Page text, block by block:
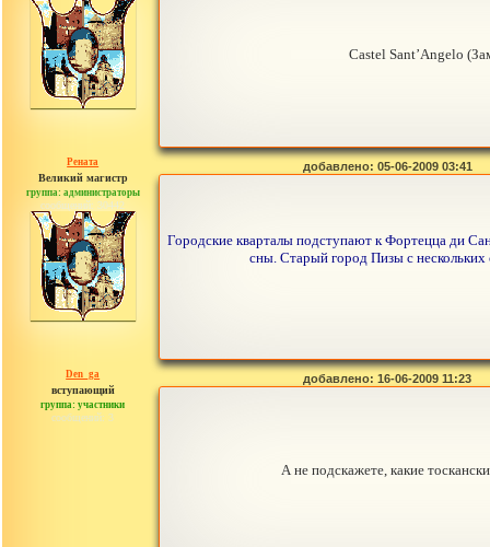
Castel Sant’Angelo
Рената
Великий магистр
группа: администраторы
сообщений: 30442
добавлено: 05-06-2009 03:41
Городские кварталы подступают к Фортецца ди
сны. Старый город Пизы с
Den_ga
вступающий
группа: участники
сообщений: 3
добавлено: 16-06-2009 11:23
А не подскажете, какие